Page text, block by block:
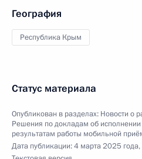
География
Республика Крым
Статус материала
Опубликован в разделах: Новости о
Решения по докладам об
результатам работы мобильной
Дата публикации:4 марта 2025